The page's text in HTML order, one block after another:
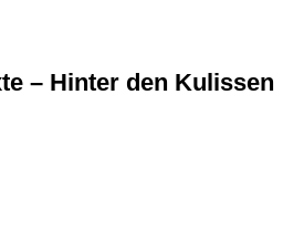
– Hinter den Kulissen